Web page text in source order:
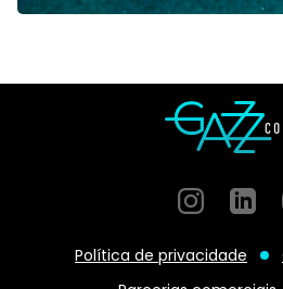
Instagram
Política de privacidade